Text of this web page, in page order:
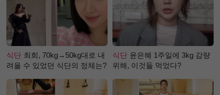
식단 최희, 70kg→50kg대로 내
려올 수 있었던 식단의 정체는?
식단 윤은혜 1주일에 3kg 감량
위해, 이것들 먹었다?